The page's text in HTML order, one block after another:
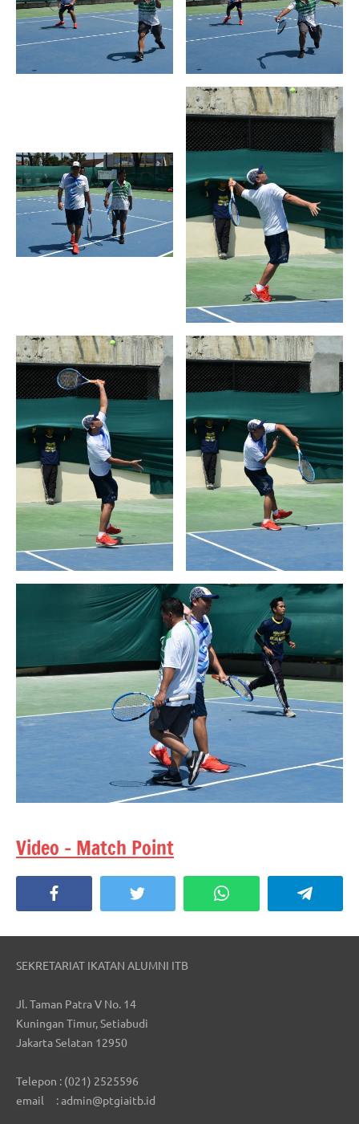
Video – Match Point
Twitter WhatsApp
SEKRETARIAT IKATAN ALUMNI ITB
Jl. Taman Patra V No. 14
Kuningan Timur, Setiabudi
Jakarta Selatan 12950
Telepon : (021) 2525596
email : admin@ptgiaitb.id